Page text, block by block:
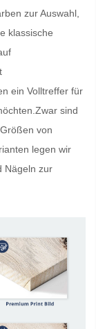
zur Auswahl,
klassische
ein Volltreffer für
sind
von
legen wir
Nägeln zur